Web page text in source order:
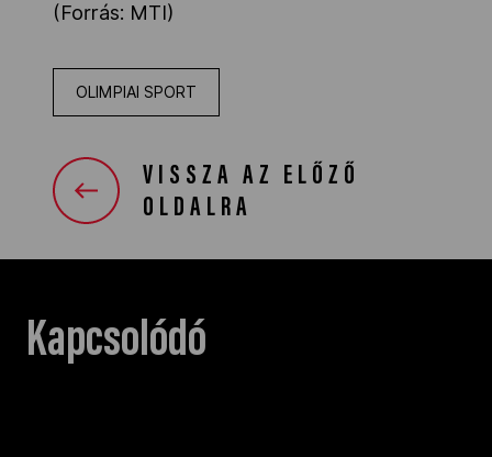
(Forrás: MTI)
OLIMPIAI SPORT
VISSZA AZ ELŐZŐ
OLDALRA
Kapcsolódó